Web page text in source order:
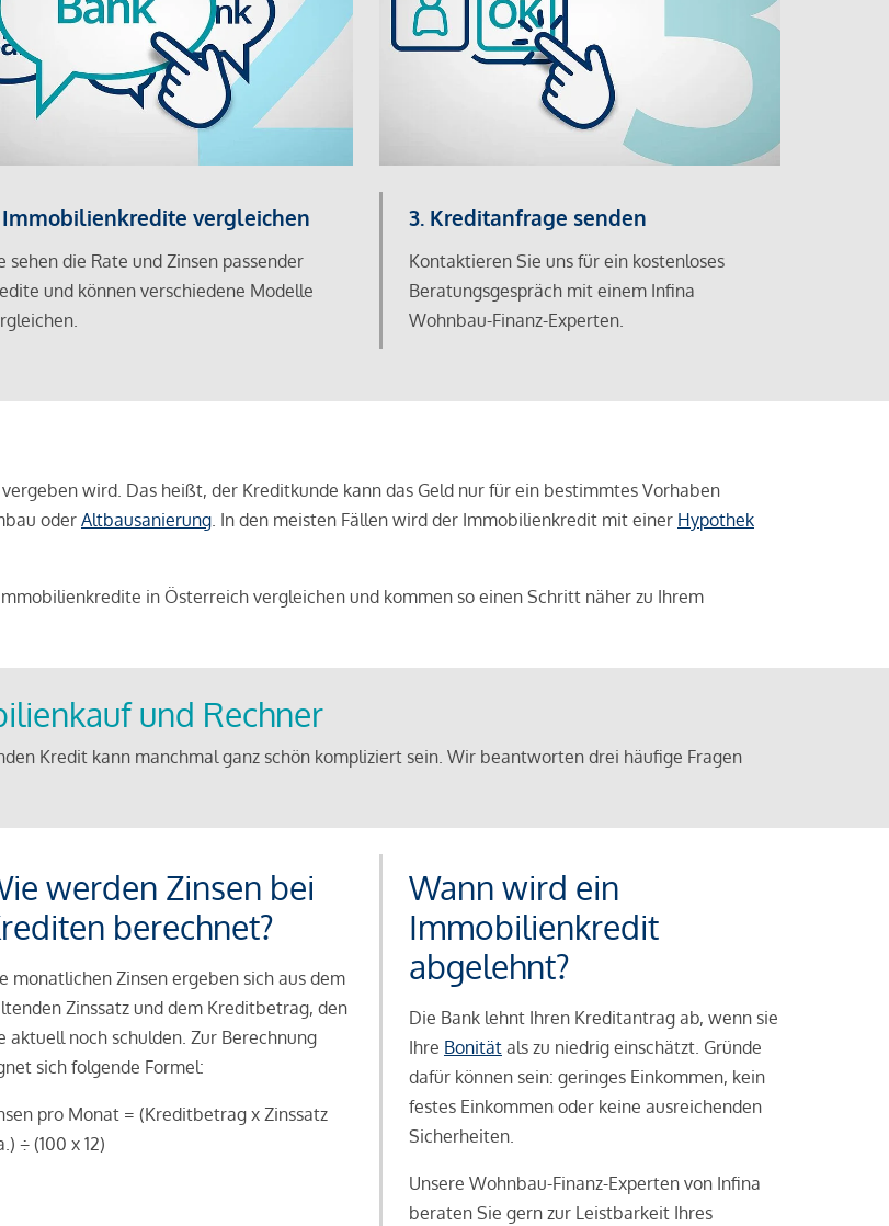
Immobilienkredite vergleichen
sehen die Rate und Zinsen passender
und können verschiedene Modelle
3. Kreditanfrage senden
Kontaktieren Sie uns für ein kostenloses
Beratungsgespräch mit einem Infina
Wohnbau-Finanz-Experten.
wird. Das heißt, der Kreditkunde kann das Geld nur für ein bestimmtes Vorhaben
oder Altbausanierung. In den meisten Fällen wird der Immobilienkredit mit einer Hypothek
in Österreich vergleichen und kommen so einen Schritt näher zu Ihrem
und Rechner
Kredit kann manchmal ganz schön kompliziert sein. Wir beantworten drei häufige Fragen
werden Zinsen bei
berechnet?
monatlichen Zinsen ergeben sich aus dem
Zinssatz und dem Kreditbetrag, den
aktuell noch schulden. Zur Berechnung
sich folgende Formel:
pro Monat = (Kreditbetrag x Zinssatz
÷ (100 x 12)
Wann wird ein
Immobilienkredit
abgelehnt?
Die Bank lehnt Ihren Kreditantrag ab, wenn sie
Ihre Bonitätals zu niedrig einschätzt. Gründe
dafür können sein: geringes Einkommen, kein
festes Einkommen oder keine ausreichenden
Sicherheiten.
Unsere Wohnbau-Finanz-Experten von Infina
beraten Sie gern zur Leistbarkeit Ihres